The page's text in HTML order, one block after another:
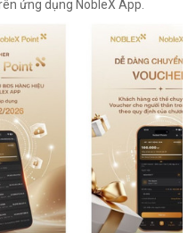
ứng dụng NobleX App.